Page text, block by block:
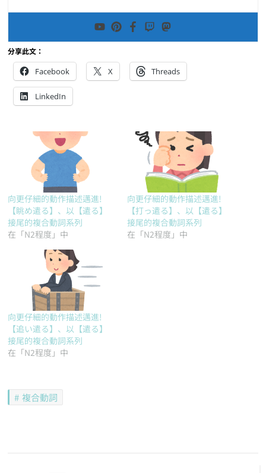
分享此文：
Facebook X Threads
LinkedIn
向更仔細的動作描述邁進!
【眺め遣る】、以【遣る】
接尾的複合動詞系列
在「N2程度」中
向更仔細的動作描述邁進!
【打っ遣る】、以【遣る】
接尾的複合動詞系列
在「N2程度」中
向更仔細的動作描述邁進!
【追い遣る】、以【遣る】
接尾的複合動詞系列
在「N2程度」中
複合動詞